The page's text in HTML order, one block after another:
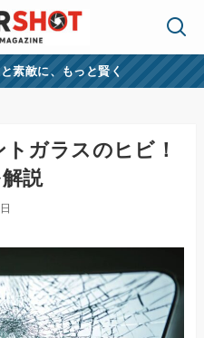
素敵に、もっと賢く
ガラスのヒビ！
説